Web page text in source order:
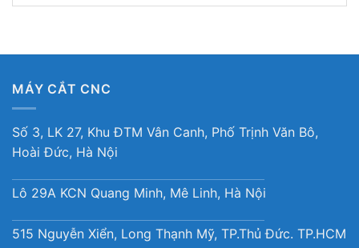
MÁY CẮT CNC
Số 3, LK 27, Khu ĐTM Vân Canh, Phố Trịnh Văn Bô,
Hoài Đức, Hà Nội
Lô 29A KCN Quang Minh, Mê Linh, Hà Nội
515 Nguyễn Xiển, Long Thạnh Mỹ, TP.Thủ Đức. TP.HCM